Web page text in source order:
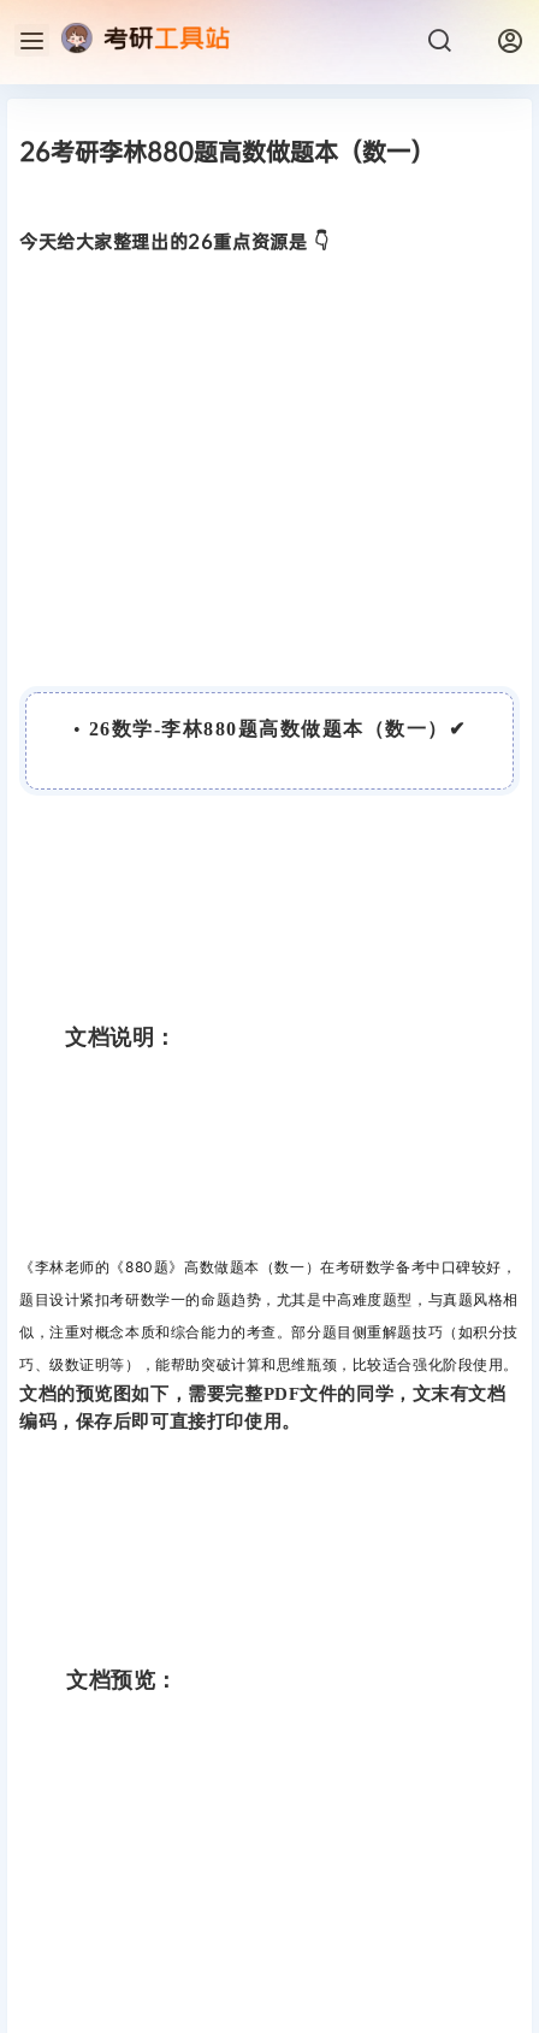
26考研李林880题高数做题本（数一）
今天给大家整理出的26重点资源是 👇
• 26数学-李林880题高数做题本（数一）✔
文档说明：
《李林老师的《880题》高数做题本（数一）在考研数学备考中口碑较好，
题目设计紧扣考研数学一的命题趋势，尤其是中高难度题型，与真题风格相
似，注重对概念本质和综合能力的考查。部分题目侧重解题技巧（如积分技
巧、级数证明等），能帮助突破计算和思维瓶颈，比较适合强化阶段使用。
文档的预览图如下，需要完整PDF文件的同学，文末有文档
编码，保存后即可直接打印使用。
文档预览：